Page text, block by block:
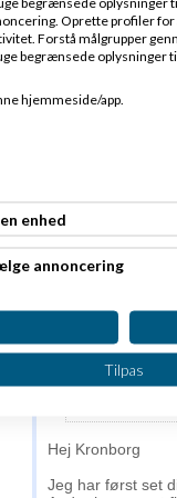
privatkunde
.
men det er da
Jeg spurgte
levering til private
corona:
jeg læser altid
private, vi har
postdanmark.
Hej Kronborg
Jeg har først set
Oprette profiler
Forstå målgrupper
begrænsede oplysninger
hjemmeside/app.
enhed
annoncering
Tilpas